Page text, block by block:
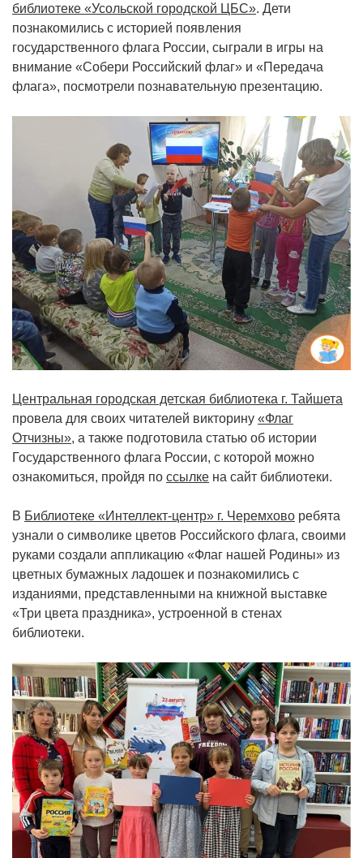
библиотеке «Усольской городской ЦБС». Дети
познакомились с историей появления
государственного флага России, сыграли в игры на
внимание «Собери Российский флаг» и «Передача
флага», посмотрели познавательную презентацию.
Центральная городская детская библиотека г. Тайшета
провела для своих читателей викторину «Флаг
Отчизны», а также подготовила статью об истории
Государственного флага России, с которой можно
ознакомиться, пройдя по ссылке на сайт библиотеки.
В Библиотеке «Интеллект-центр» г. Черемхово ребята
узнали о символике цветов Российского флага, своими
руками создали аппликацию «Флаг нашей Родины» из
цветных бумажных ладошек и познакомились с
изданиями, представленными на книжной выставке
«Три цвета праздника», устроенной в стенах
библиотеки.